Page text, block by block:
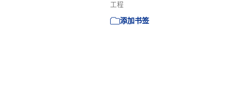
工程
添加书签